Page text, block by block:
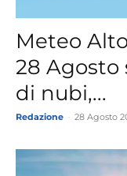
Meteo
28 Agosto
di nubi,...
Redazione 28 Agosto